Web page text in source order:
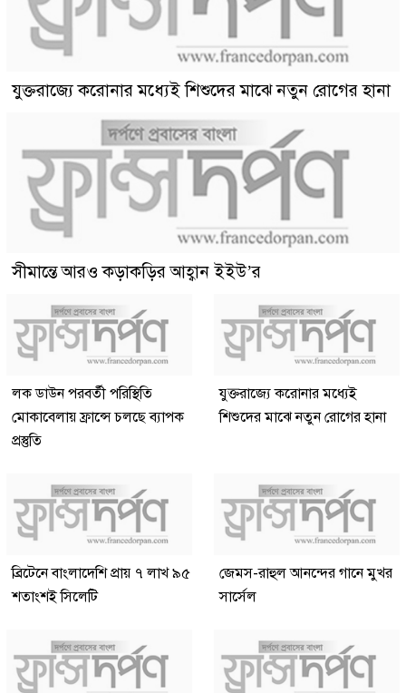
যুক্তরাজ্যে করোনার মধ্যেই শিশুদের মাঝে নতুন রোগের হানা
সীমান্তে আরও কড়াকড়ির আহ্বান ইইউ’র
লক ডাউন পরবর্তী পরিস্থিতি
মোকাবেলায় ফ্রান্সে চলছে ব্যাপক
প্রস্তুতি
যুক্তরাজ্যে করোনার মধ্যেই
শিশুদের মাঝে নতুন রোগের হানা
ব্রিটেনে বাংলাদেশি প্রায় ৭ লাখ ৯৫
শতাংশই সিলেটি
জেমস-রাহুল আনন্দের গানে মুখর
সার্সেল